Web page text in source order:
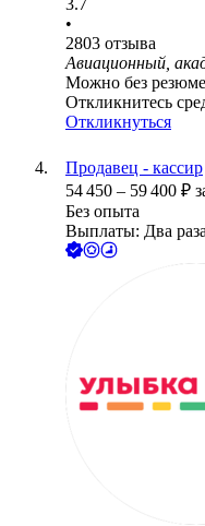
3.7
•
2803 отзыва
Авиационный,
Можно без резюме
Откликнитесь
Откликнуться
Продавец - кассир
54 450 – 59 400 ₽
Без опыта
Выплаты: Два